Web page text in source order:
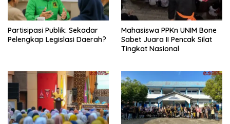
Partisipasi Publik: Sekadar
Pelengkap Legislasi Daerah?
Mahasiswa PPKn UNIM Bone
Sabet Juara II Pencak Silat
Tingkat Nasional